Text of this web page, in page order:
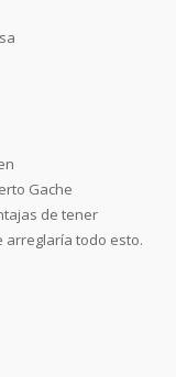
Gache
de tener
arreglaría todo esto.